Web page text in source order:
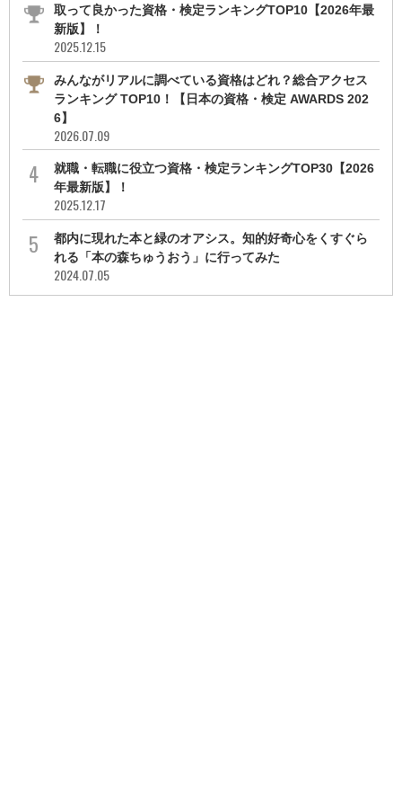
取って良かった資格・検定ランキングTOP10【2026年最
新版】！
2025.12.15
みんながリアルに調べている資格はどれ？総合アクセス
ランキング TOP10！【日本の資格・検定 AWARDS 202
6】
2026.07.09
就職・転職に役立つ資格・検定ランキングTOP30【2026
年最新版】！
2025.12.17
都内に現れた本と緑のオアシス。知的好奇心をくすぐら
れる「本の森ちゅうおう」に行ってみた
2024.07.05